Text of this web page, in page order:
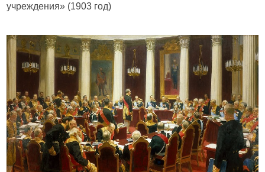
учреждения» (1903 год)